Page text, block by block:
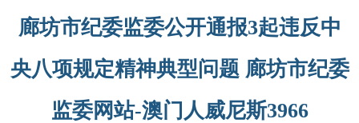
廊坊市纪委监委公开通报3起违反中
央八项规定精神典型问题 廊坊市纪委
监委网站-澳门人威尼斯3966